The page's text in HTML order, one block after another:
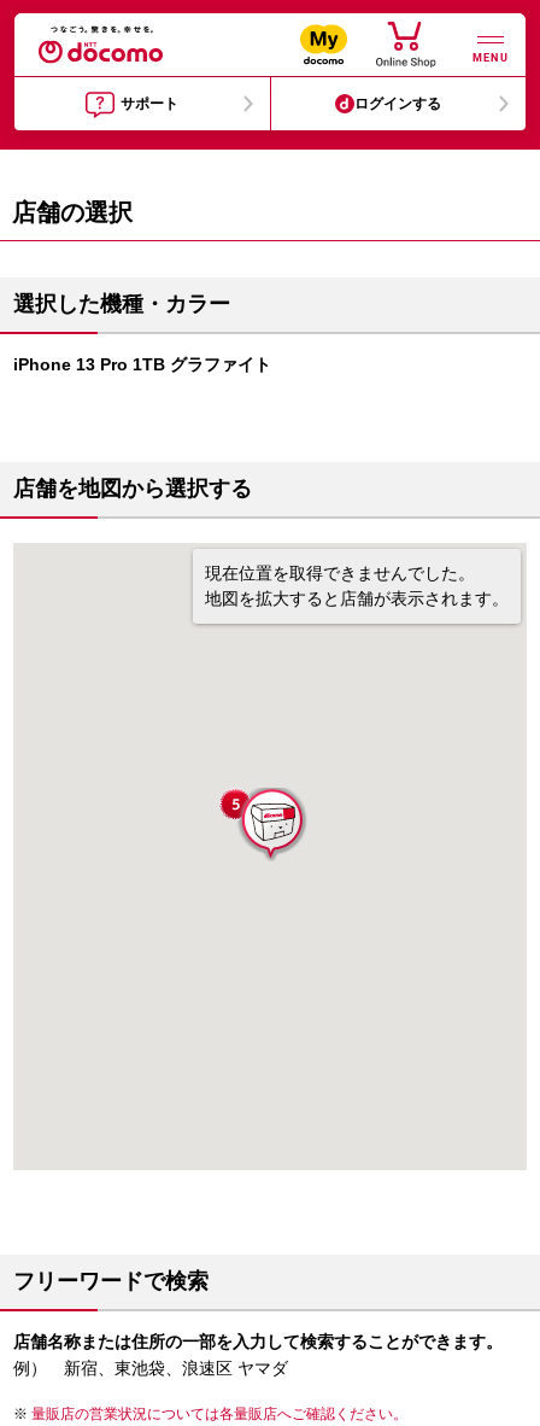
MENU
サポート ログインする
店舗の選択
選択した機種・カラー
iPhone 13 Pro 1TB グラファイト
店舗を地図から選択する
現在位置を取得できませんでした。
地図を拡大すると店舗が表示されます。
フリーワードで検索
店舗名称または住所の一部を入力して検索することができます。
例） 新宿、東池袋、浪速区 ヤマダ
量販店の営業状況については各量販店へご確認ください。